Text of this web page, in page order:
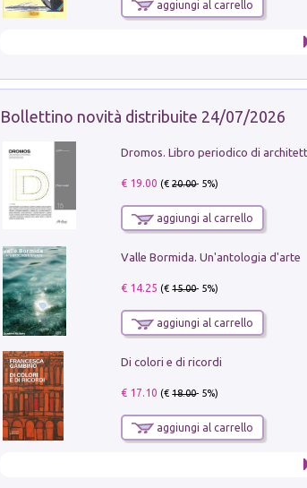
aggiungi al carrello
Bollettino novità distribuite 24/07/2026
€ 19.00 (€20.00- 5%)
aggiungi al carrello
Valle Bormida. Un'antologia d'arte
€ 14.25 (€15.00- 5%)
aggiungi al carrello
Di colori e di ricordi
€ 17.10 (€18.00- 5%)
aggiungi al carrello